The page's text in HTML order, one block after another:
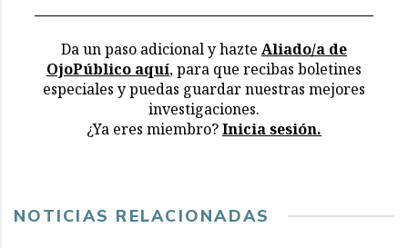
Da un paso adicional y hazte Aliado/a de
OjoPúblico aquí, para que recibas boletines
especiales y puedas guardar nuestras mejores
investigaciones.
¿Ya eres miembro?Inicia sesión.
NOTICIAS RELACIONADAS